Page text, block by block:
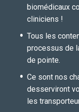
biomédicaux
cliniciens !
Tous les
processus de
de pointe.
Ce sont nos
desserviront
les